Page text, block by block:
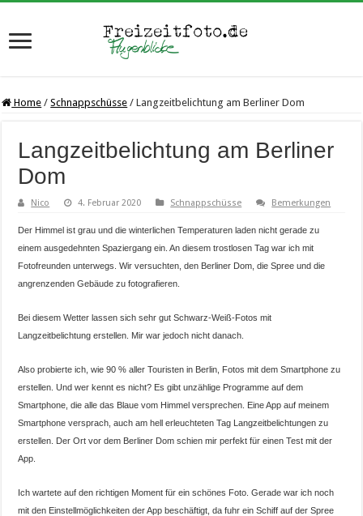
Home / Schnappschüsse / Langzeitbelichtung am Berliner Dom
Langzeitbelichtung am Berliner
Dom
Nico 4. Februar 2020 Schnappschüsse Bemerkungen
Der Himmel ist grau und die winterlichen Temperaturen laden nicht gerade zu
einem ausgedehnten Spaziergang ein. An diesem trostlosen Tag war ich mit
Fotofreunden unterwegs. Wir versuchten, den Berliner Dom, die Spree und die
angrenzenden Gebäude zu fotografieren.
Bei diesem Wetter lassen sich sehr gut Schwarz-Weiß-Fotos mit
Langzeitbelichtung erstellen. Mir war jedoch nicht danach.
Also probierte ich, wie 90 % aller Touristen in Berlin, Fotos mit dem Smartphone zu
erstellen. Und wer kennt es nicht? Es gibt unzählige Programme auf dem
Smartphone, die alle das Blaue vom Himmel versprechen. Eine App auf meinem
Smartphone versprach, auch am hell erleuchteten Tag Langzeitbelichtungen zu
erstellen. Der Ort vor dem Berliner Dom schien mir perfekt für einen Test mit der
App.
Ich wartete auf den richtigen Moment für ein schönes Foto. Gerade war ich noch
mit den Einstellmöglichkeiten der App beschäftigt, da fuhr ein Schiff auf der Spree